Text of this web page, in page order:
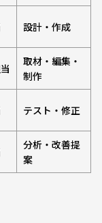
設計・作成
取材・編集・
制作
テスト・修正
分析・改善提
案